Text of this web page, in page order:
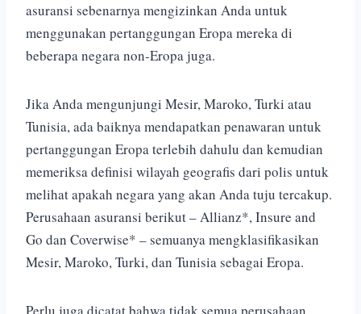
asuransi sebenarnya mengizinkan Anda untuk
menggunakan pertanggungan Eropa mereka di
beberapa negara non-Eropa juga.
Jika Anda mengunjungi Mesir, Maroko, Turki atau
Tunisia, ada baiknya mendapatkan penawaran untuk
pertanggungan Eropa terlebih dahulu dan kemudian
memeriksa definisi wilayah geografis dari polis untuk
melihat apakah negara yang akan Anda tuju tercakup.
Perusahaan asuransi berikut – Allianz*, Insure and
Go dan Coverwise* – semuanya mengklasifikasikan
Mesir, Maroko, Turki, dan Tunisia sebagai Eropa.